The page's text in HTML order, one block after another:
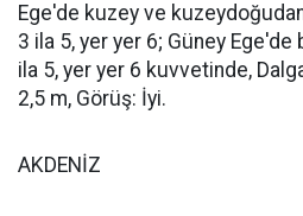
Ege'de kuzey ve
3 ila 5, yer yer 6; Güney Ege'de
ila 5, yer yer 6 kuvvetinde,
2,5 m, Görüş: İyi.
AKDENİZ